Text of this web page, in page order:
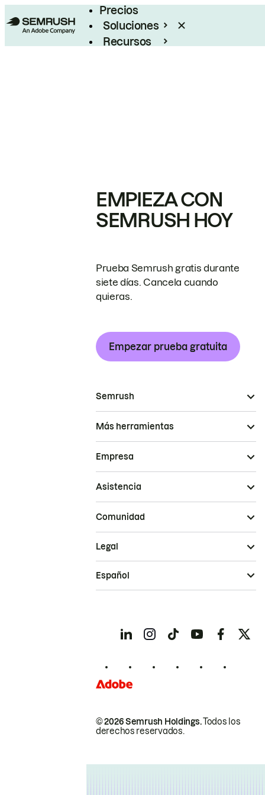
Precios
Soluciones
Recursos
EMPIEZA CON
SEMRUSH HOY
Prueba Semrush gratis durante
siete días. Cancela cuando
quieras.
Empezar prueba gratuita
Semrush
Más herramientas
Empresa
Asistencia
Comunidad
© 2026 Semrush Holdings.Todos los
derechos reservados.
Legal
Español